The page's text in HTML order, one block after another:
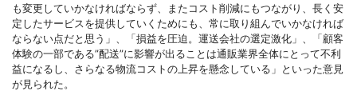
も変更していかなければならず、またコスト削減にもつながり、長く安
定したサービスを提供していくためにも、常に取り組んでいかなければ
ならない点だと思う」、「損益を圧迫。運送会社の選定激化」、「顧客
体験の一部である”配送”に影響が出ることは通販業界全体にとって不利
益になるし、さらなる物流コストの上昇を懸念している」といった意見
が見られた。